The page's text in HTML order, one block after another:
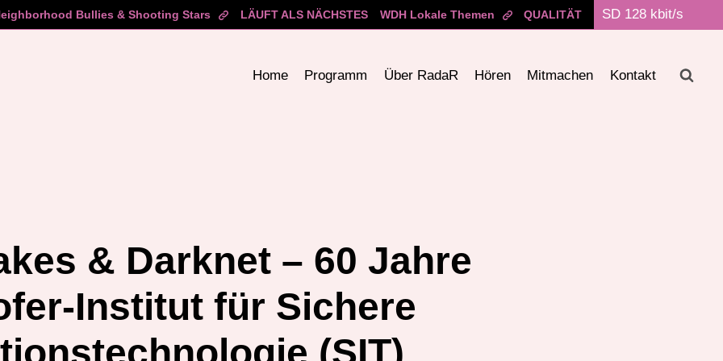
Bullies & Shooting Stars LÄUFT ALS NÄCHSTES WDH Lokale Themen QUALITÄT
Home Programm Über RadaR Hören Mitmachen Kontakt
& Darknet – 60 Jahre
Institut für Sichere